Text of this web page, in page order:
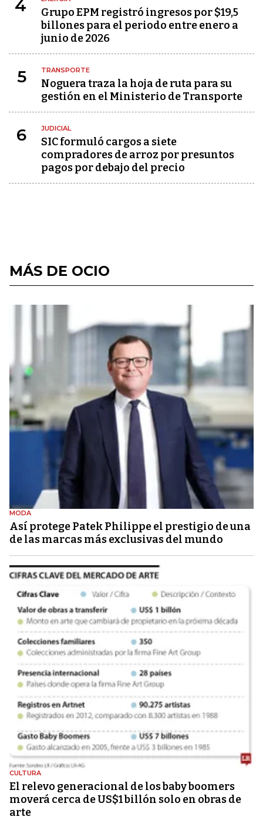
4
Grupo EPM registró ingresos por $19,5
billones para el periodo entre enero a
junio de 2026
5 TRANSPORTE
Noguera traza la hoja de ruta para su
gestión en el Ministerio de Transporte
6 JUDICIAL
SIC formuló cargos a siete
compradores de arroz por presuntos
pagos por debajo del precio
MÁS DE OCIO
MODA
Así protege Patek Philippe el prestigio de una
de las marcas más exclusivas del mundo
CULTURA
El relevo generacional de los baby boomers
moverá cerca de US$1 billón solo en obras de
arte